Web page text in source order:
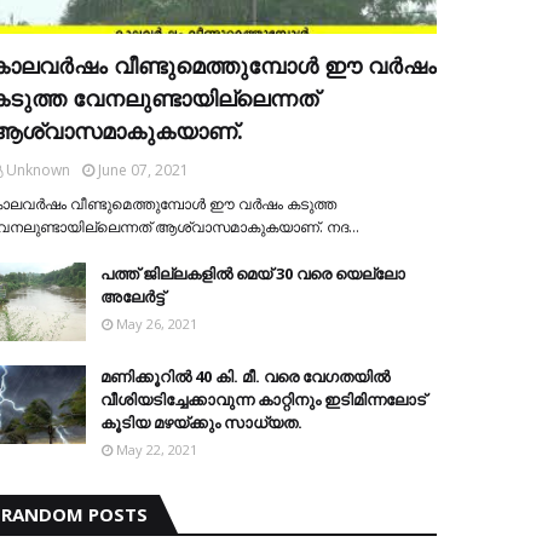
വീണ്ടുമെത്തുമ്പോള്‍ ഈ വര്‍ഷം
വേനലുണ്ടായില്ലെന്നത്
Unknown
June 07, 2021
വീണ്ടുമെത്തുമ്പോള്‍ ഈ വര്‍ഷം കടുത്ത
ആശ്വാസമാകുകയാണ്. നദ…
പത്ത് ജില്ലകളില്‍ മെയ് 30 വരെ യെല്ലോ
അലേര്‍ട്ട്
May 26, 2021
മണിക്കൂറിൽ 40 കി. മീ. വരെ വേഗതയിൽ
വീശിയടിച്ചേക്കാവുന്ന കാറ്റിനും ഇടിമിന്നലോട്
കൂടിയ മഴയ്ക്കും സാധ്യത.
May 22, 2021
RANDOM POSTS